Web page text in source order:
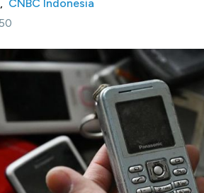
CNBC Indonesia